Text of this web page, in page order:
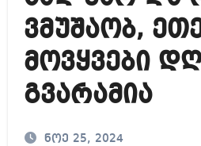
ვმუშაობ,
მოვყვები
გვარამია
ნოე 25, 2024